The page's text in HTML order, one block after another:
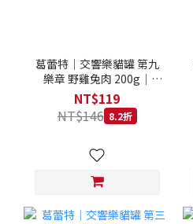
葛蕾特｜交響樂貓罐 第九
樂章 野雞兔肉 200g｜
GranataPet 200克 主食罐
無穀罐 無膠罐 主食貓罐 德
罐
NT$119
NT$146 8.2折